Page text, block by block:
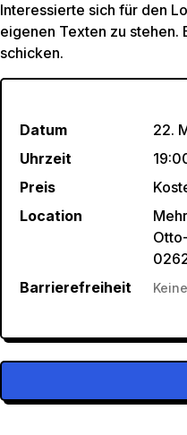
Interessierte sich für den
eigenen Texten zu stehen.
schicken.
Datum
22.
Uhrzeit
Preis
Location
Barrierefreiheit